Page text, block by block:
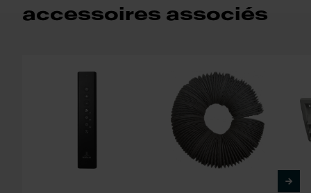
accessoires associés